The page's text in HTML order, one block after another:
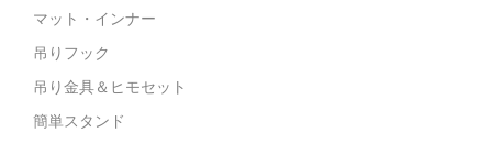
マット・インナー
吊りフック
吊り金具＆ヒモセット
簡単スタンド